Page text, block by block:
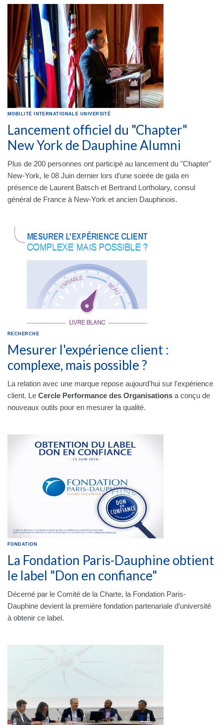
MOBILITÉ INTERNATIONALE UNIVERSITÉ
Lancement officiel du "Chapter"
New York de Dauphine Alumni
Plus de 200 personnes ont participé au lancement du "Chapter"
New-York, le 08 Juin dernier lors d'une soirée de gala en
présence de Laurent Batsch et Bertrand Lortholary, consul
général de France à New-York et ancien Dauphinois.
RECHERCHE
Mesurer l'expérience client :
complexe, mais possible ?
La relation avec une marque repose aujourd'hui sur l'expérience
client. Le Cercle Performance des Organisations a conçu de
nouveaux outils pour en mesurer la qualité.
FONDATION
La Fondation Paris-Dauphine obtient
le label "Don en confiance"
Décerné par le Comité de la Charte, la Fondation Paris-
Dauphine devient la première fondation partenariale d'université
à obtenir ce label.